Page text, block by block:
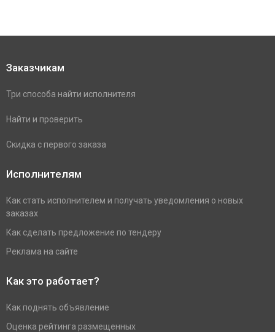
Заказчикам
Три способа найти исполнителя
Найти и проверить
Скидка с первого заказа
Исполнителям
Как стать исполнителем и получать уведомления о новых
заказах
Как сделать предложение по тендеру
Реклама на сайте
Как это работает?
Как поднять объявление
Оценка рейтинга размещенных